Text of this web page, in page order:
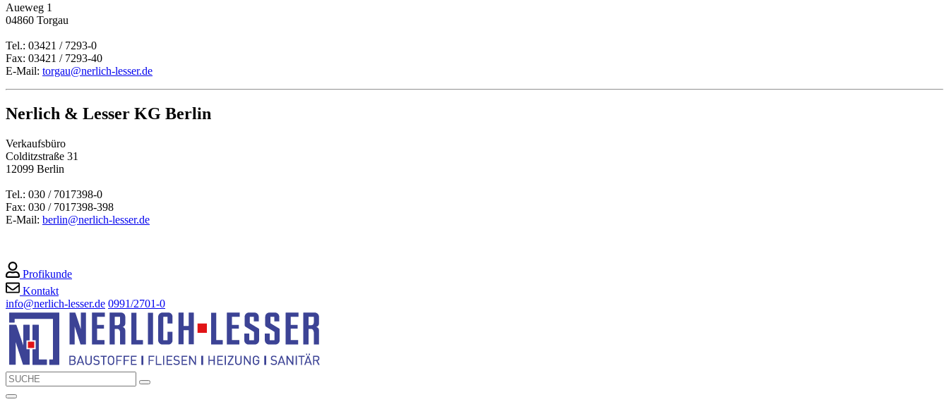
Aueweg 1
04860 Torgau
Tel.: 03421 / 7293-0
Fax: 03421 / 7293-40
E-Mail: torgau@nerlich-lesser.de
Nerlich & Lesser KG Berlin
Verkaufsbüro
Colditzstraße 31
12099 Berlin
Tel.: 030 / 7017398-0
Fax: 030 / 7017398-398
E-Mail: berlin@nerlich-lesser.de
Profikunde
Kontakt
info@nerlich-lesser.de 0991/2701-0